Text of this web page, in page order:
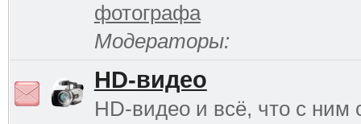
фотографа
Модераторы:
HD-видео
HD-видео и всё, что с ним